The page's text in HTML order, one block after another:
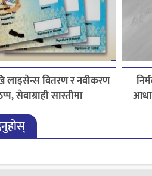
लाइसेन्स वितरण र नवीकरण
सेवाग्राही सास्तीमा